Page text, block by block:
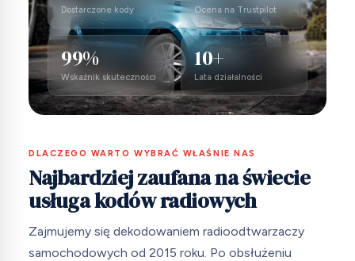
Dostarczone kody Ocena na Trustpilot
99%
Wskaźnik skuteczności
10+
Lata działalności
DLACZEGO WARTO WYBRAĆ WŁAŚNIE NAS
Najbardziej zaufana na świecie
usługa kodów radiowych
Zajmujemy się dekodowaniem radioodtwarzaczy
samochodowych od 2015 roku. Po obsłużeniu